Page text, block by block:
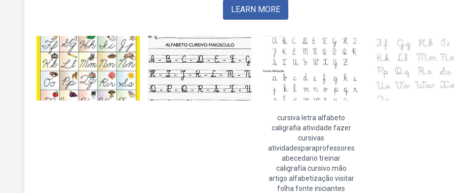
LEARN MORE
cursiva letra alfabeto
caligrafia atividade fazer
cursivas
atividadesparaprofessores
abecedario treinar
caligrafía cursivo mão
artigo alfabetização visitar
folha fonte iniciantes